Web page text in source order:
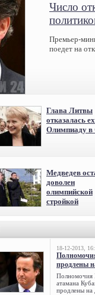
Число
Премьер-
поедет на
Глава Литвы
отказалась
Олимпиаду в
Медведев
доволен
олимпийской
стройкой
18-12-2013,
продлены
Полномочия
атамана
продлены на